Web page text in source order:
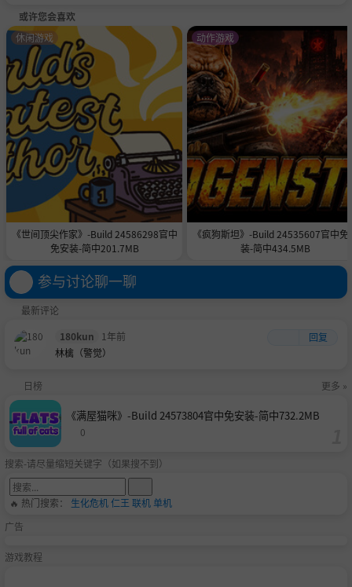
或许您会喜欢
《世间顶尖作家》-Build 24586298官中
免安装-简中201.7MB
休闲游戏
《疯狗斯坦》-Build 24535607官中免
装-简中434.5MB
动作游戏
参与讨论聊一聊
最新评论
180kun
1年前
回复
林檎（警觉）
日榜 更多 »
《满屋猫咪》-Build 24573804官中免安装-简中732.2MB
0
搜索-请尽量缩短关键字（如果搜不到）
🔥 热门搜索： 生化危机仁王 联机单机
广告
游戏教程